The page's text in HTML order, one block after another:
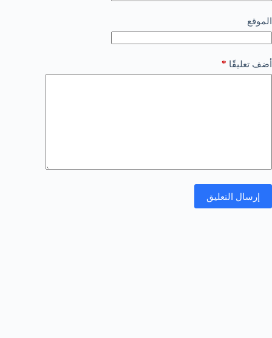
الموقع
أضف تعليقًا *
إرسال التعليق